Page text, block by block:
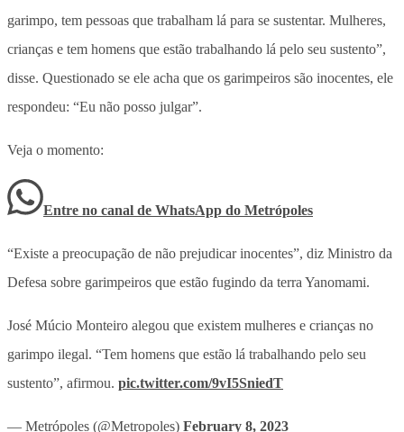
garimpo, tem pessoas que trabalham lá para se sustentar. Mulheres,
crianças e tem homens que estão trabalhando lá pelo seu sustento”,
disse. Questionado se ele acha que os garimpeiros são inocentes, ele
respondeu: “Eu não posso julgar”.
Veja o momento:
Entre no canal de WhatsApp do Metrópoles
“Existe a preocupação de não prejudicar inocentes”, diz Ministro da
Defesa sobre garimpeiros que estão fugindo da terra Yanomami.
José Múcio Monteiro alegou que existem mulheres e crianças no
garimpo ilegal. “Tem homens que estão lá trabalhando pelo seu
sustento”, afirmou. pic.twitter.com/9vI5SniedT
— Metrópoles (@Metropoles) February 8, 2023